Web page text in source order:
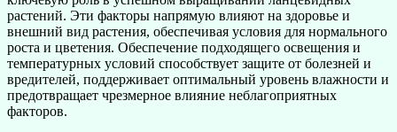
растений. Эти факторы напрямую влияют на здоровье и
внешний вид растения, обеспечивая условия для нормального
роста и цветения. Обеспечение подходящего освещения и
температурных условий способствует защите от болезней и
вредителей, поддерживает оптимальный уровень влажности и
предотвращает чрезмерное влияние неблагоприятных
факторов.